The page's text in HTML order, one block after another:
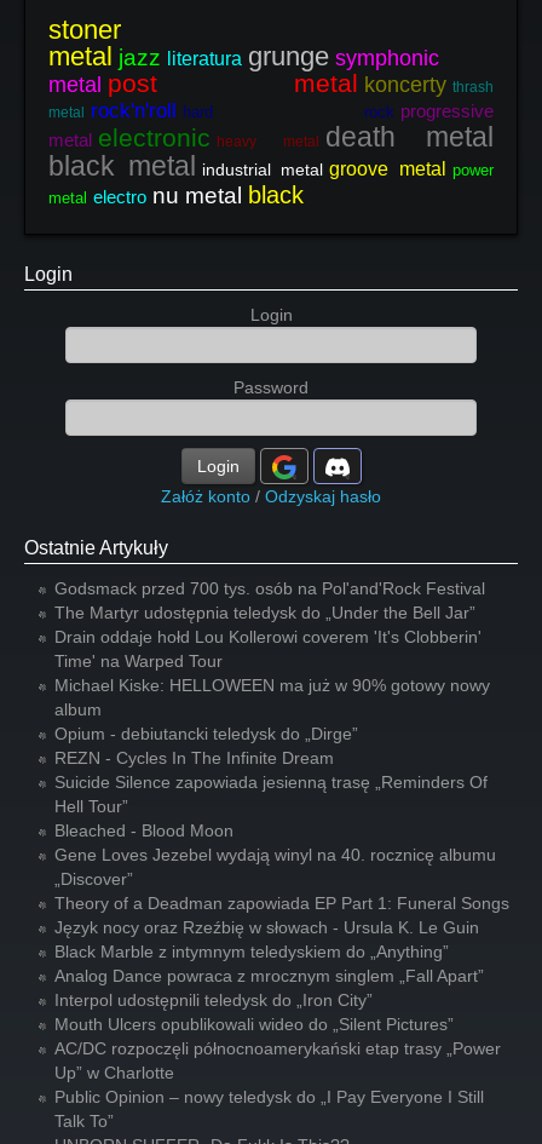
stoner
metal jazz literatura grunge symphonic
metal post metal koncerty thrash
metal
rock'n'roll hard rock progressive
metal electronic heavy metal
death metal
black metal industrial metal groove metal
power
metal electro nu metal black
Login
Login
Password
Login
Załóż konto / Odzyskaj hasło
Ostatnie Artykuły
Godsmack przed 700 tys. osób na Pol'and'Rock Festival
The Martyr udostępnia teledysk do „Under the Bell Jar”
Drain oddaje hołd Lou Kollerowi coverem 'It's Clobberin'
Time' na Warped Tour
Michael Kiske: HELLOWEEN ma już w 90% gotowy nowy
album
Opium - debiutancki teledysk do „Dirge”
REZN - Cycles In The Infinite Dream
Suicide Silence zapowiada jesienną trasę „Reminders Of
Hell Tour”
Bleached - Blood Moon
Gene Loves Jezebel wydają winyl na 40. rocznicę albumu
„Discover”
Theory of a Deadman zapowiada EP Part 1: Funeral Songs
Język nocy oraz Rzeźbię w słowach - Ursula K. Le Guin
Black Marble z intymnym teledyskiem do „Anything”
Analog Dance powraca z mrocznym singlem „Fall Apart”
Interpol udostępnili teledysk do „Iron City”
Mouth Ulcers opublikowali wideo do „Silent Pictures”
AC/DC rozpoczęli północnoamerykański etap trasy „Power
Up” w Charlotte
Public Opinion – nowy teledysk do „I Pay Everyone I Still
Talk To”